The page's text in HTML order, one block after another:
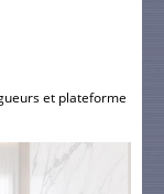
et plateforme